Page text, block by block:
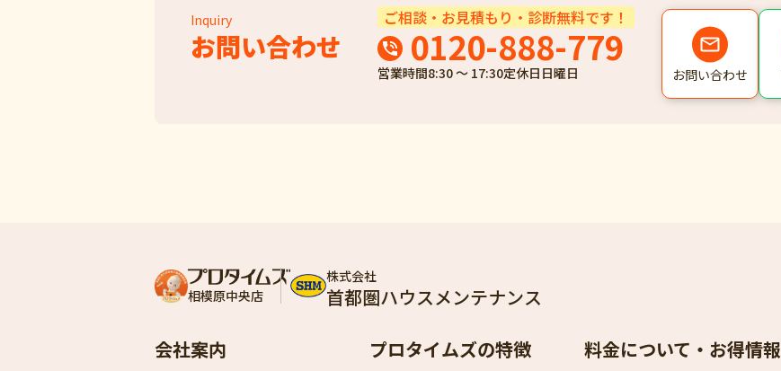
お問い合わせ
Inquiry ご相談・お見積もり・診断無料です！
0120-888-779
営業時間8:30 ～ 17:30定休日 日曜日 お問い合わせ
相模原中央店
株式会社
首都圏ハウスメンテナンス
会社案内
プロタイムズの特徴 料金について・お得情報